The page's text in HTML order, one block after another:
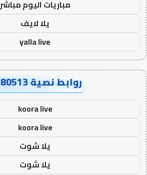
مباريات اليوم مباشر
يلا لايف
yalla live
روابط نصية AA80513
koora live
koora live
يلا شوت
يلا شوت